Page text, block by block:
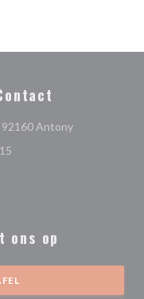
92160 Antony((opent in
((opent in een nieuw
ons op